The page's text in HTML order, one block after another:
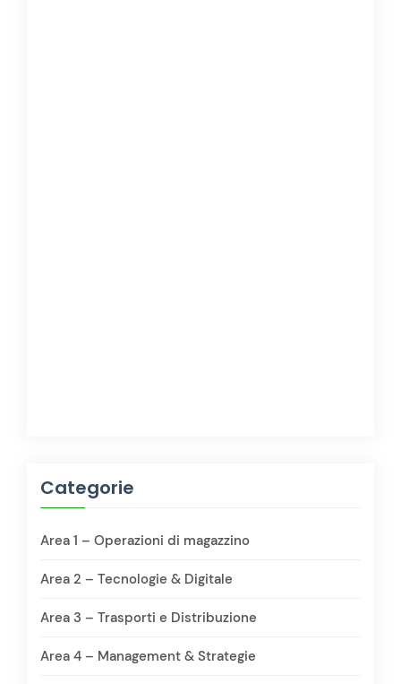
Categorie
Area 1 – Operazioni di magazzino
Area 2 – Tecnologie & Digitale
Area 3 – Trasporti e Distribuzione
Area 4 – Management & Strategie